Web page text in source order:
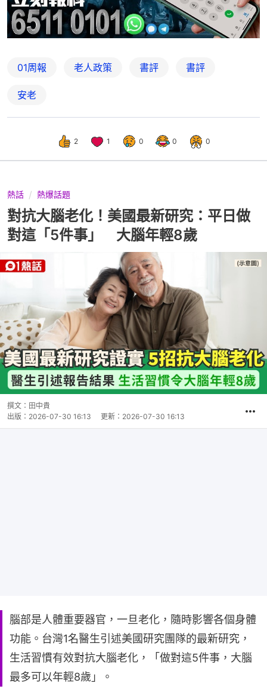
01周報 老人政策 書評 書評
安老
2 1 0 0 0
熱話 熱爆話題
對抗大腦老化！美國最新研究：平日做
對這「5件事」 大腦年輕8歲
撰文： 田中貴
出版： 2026-07-30 16:13 更新： 2026-07-30 16:13
腦部是人體重要器官，一旦老化，隨時影響各個身體
功能。台灣1名醫生引述美國研究團隊的最新研究，
生活習慣有效對抗大腦老化，「做對這5件事，大腦
最多可以年輕8歲」。